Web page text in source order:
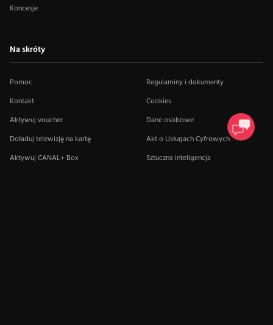
Koncesje
Na skróty
Pomoc
Kontakt
Aktywuj voucher
Doładuj telewizję na kartę
Aktywuj CANAL+ Box
Regulaminy i dokumenty
Cookies
Dane osobowe
Akt o Usługach Cyfrowych
Sztuczna inteligencja